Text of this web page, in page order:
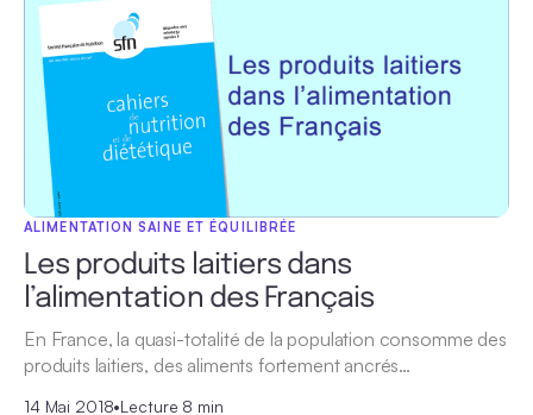
ALIMENTATION SAINE ET ÉQUILIBRÉE
Les produits laitiers dans
l’alimentation des Français
En France, la quasi-totalité de la population consomme des
produits laitiers, des aliments fortement ancrés…
14 Mai 2018•Lecture 8 min